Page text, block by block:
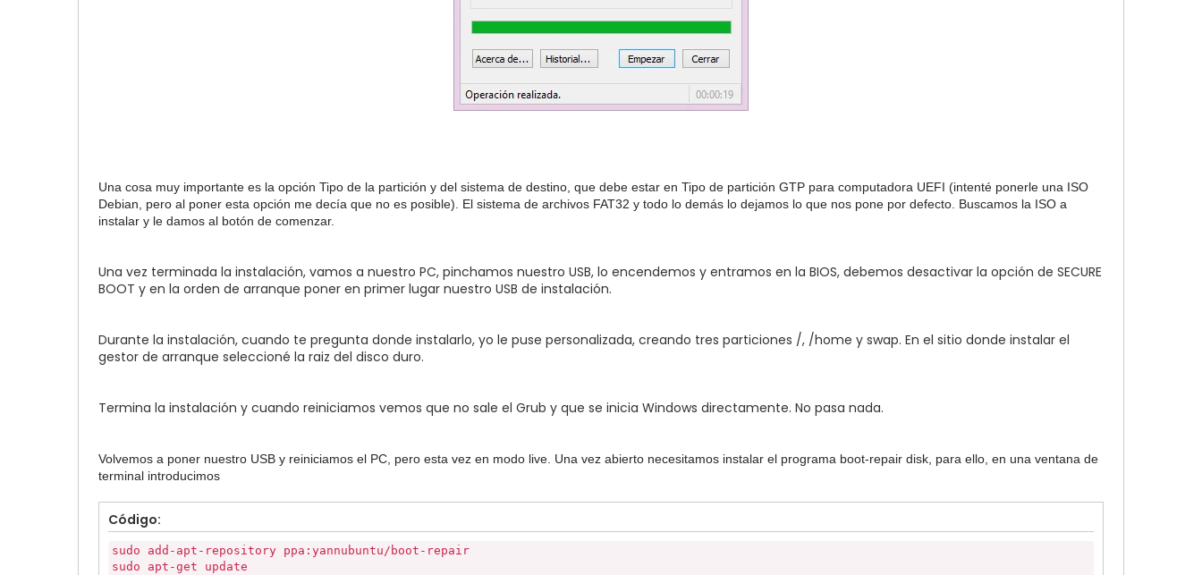
Una cosa muy importante es la opción Tipo de la partición y del sistema de destino, que debe estar en Tipo de partición GTP para computadora UEFI (intenté ponerle una ISO
Debian, pero al poner esta opción me decía que no es posible). El sistema de archivos FAT32 y todo lo demás lo dejamos lo que nos pone por defecto. Buscamos la ISO a
instalar y le damos al botón de comenzar.
Una vez terminada la instalación, vamos a nuestro PC, pinchamos nuestro USB, lo encendemos y entramos en la BIOS, debemos desactivar la opción de SECURE
BOOT y en la orden de arranque poner en primer lugar nuestro USB de instalación.
Durante la instalación, cuando te pregunta donde instalarlo, yo le puse personalizada, creando tres particiones /, /home y swap. En el sitio donde instalar el
gestor de arranque seleccioné la raiz del disco duro.
Termina la instalación y cuando reiniciamos vemos que no sale el Grub y que se inicia Windows directamente. No pasa nada.
Volvemos a poner nuestro USB y reiniciamos el PC, pero esta vez en modo live. Una vez abierto necesitamos instalar el programa boot-repair disk, para ello, en una ventana de
terminal introducimos
Código:
sudo add-apt-repository ppa:yannubuntu/boot-repair
sudo apt-get update